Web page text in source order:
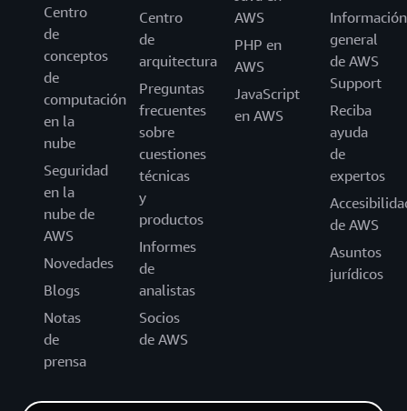
Centro
de
conceptos
de
computación
en la
nube
Seguridad
en la
nube de
AWS
Novedades
Blogs
Notas
de
prensa
Centro
de
arquitectura
Preguntas
frecuentes
sobre
cuestiones
técnicas
y
productos
Informes
de
analistas
Socios
de AWS
AWS
PHP en
AWS
JavaScript
en AWS
Información
general
de AWS
Support
Reciba
ayuda
de
expertos
de AWS
Asuntos
jurídicos